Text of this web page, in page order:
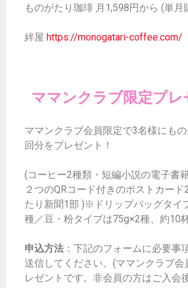
ものがたり珈琲 月1,598円から (単月
絆屋 https://monogatari-coffee.com/
ママンクラブ限定プレ
ママンクラブ会員限定で3名様にも
回分をプレゼント！
(コーヒー2種類・短編小説の電子書
２つのQRコード付きのポストカー
たり新聞1部 )※ドリップバッグタイ
種／豆・粉タイプは75g×2種、約10
申込方法 ：下記のフォームに必要事
送信してください。(ママンクラブ会
レゼントです。非会員の方はご入会